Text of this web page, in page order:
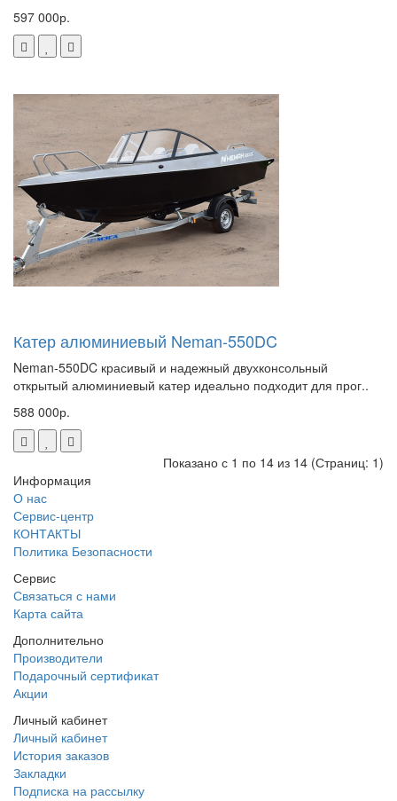
597 000р.
Катер алюминиевый Neman-550DC
Neman-550DC красивый и надежный двухконсольный
открытый алюминиевый катер идеально подходит для прог..
588 000р.
Показано с 1 по 14 из 14 (Страниц: 1)
Информация
О нас
Сервис-центр
КОНТАКТЫ
Политика Безопасности
Сервис
Связаться с нами
Карта сайта
Дополнительно
Производители
Подарочный сертификат
Акции
Личный кабинет
Личный кабинет
История заказов
Закладки
Подписка на рассылку